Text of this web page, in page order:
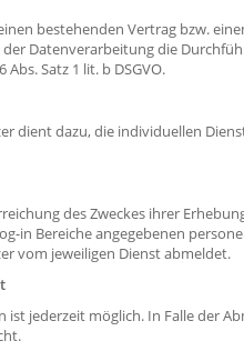
bestehenden Vertrag bzw.
Datenverarbeitung die
Satz 1 lit. b DSGVO.
dient dazu, die individuellen
des Zweckes ihrer
in Bereiche angegebenen
vom jeweiligen Dienst abmeldet.
jederzeit möglich. In Falle der